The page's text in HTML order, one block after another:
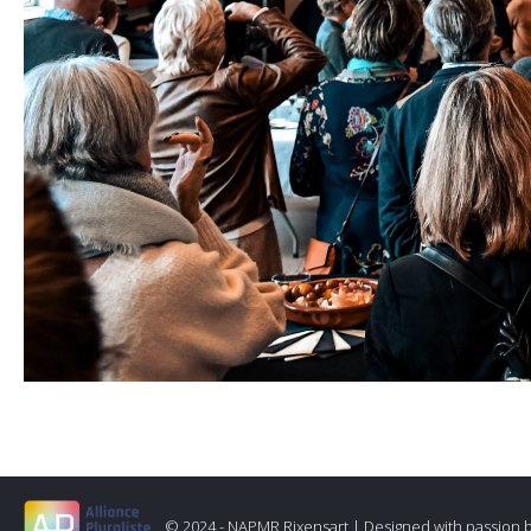
© 2024 - NAPMR Rixensart | Designed with passion